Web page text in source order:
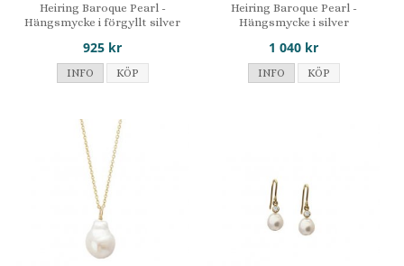
Heiring Baroque Pearl -
Hängsmycke i förgyllt silver
925 kr
INFO KÖP
Heiring Baroque Pearl -
Hängsmycke i silver
1 040 kr
INFO KÖP